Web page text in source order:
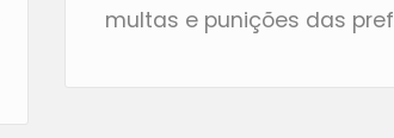
multas e punições das